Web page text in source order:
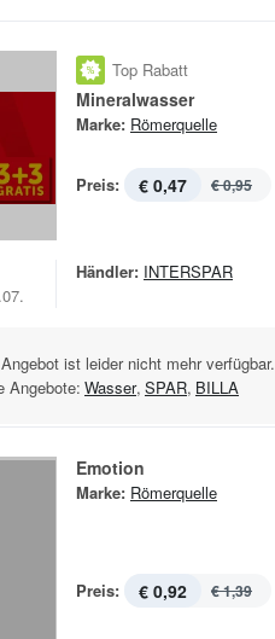
Top Rabatt
Mineralwasser
Marke: Römerquelle
Preis: € 0,47 € 0,95
Händler: INTERSPAR
ist leider nicht mehr verfügbar.
Angebote: Wasser, SPAR, BILLA
Emotion
Marke: Römerquelle
Preis: € 0,92 € 1,39